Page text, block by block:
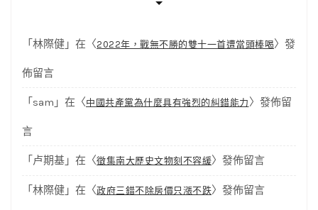
「 林際健 」在〈2022年，戰無不勝的雙十一首遭當頭棒喝〉發
佈留言
「 sam 」在〈中國共產黨為什麼具有強烈的糾錯能力 〉發佈留
言
「 卢期基 」在〈徵集南大歷史文物刻不容緩〉發佈留言
「 林際健 」在〈政府三錯不除房價只漲不跌〉發佈留言